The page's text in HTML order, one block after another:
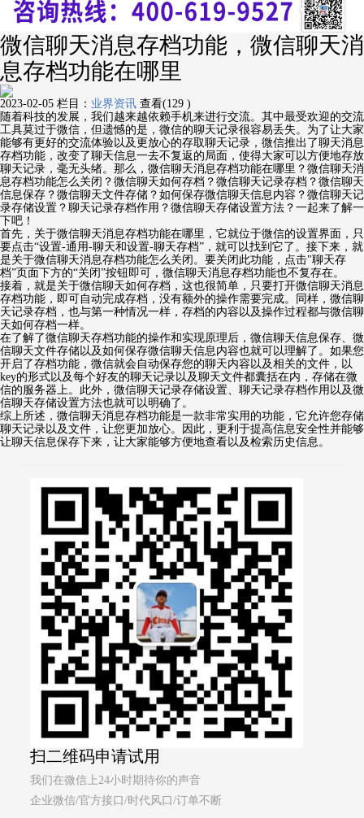
微信聊天消息存档功能，微信聊天消
息存档功能在哪里
2023-02-05 栏目： 业界资讯 查看(129 )
随着科技的发展，我们越来越依赖手机来进行交流。其中最受欢迎的交流
工具莫过于微信，但遗憾的是，微信的聊天记录很容易丢失。为了让大家
能够有更好的交流体验以及更放心的存取聊天记录，微信推出了聊天消息
存档功能，改变了聊天信息一去不复返的局面，使得大家可以方便地存放
聊天记录，毫无头绪。那么，微信聊天消息存档功能在哪里？微信聊天消
息存档功能怎么关闭？微信聊天如何存档？微信聊天记录存档？微信聊天
信息保存？微信聊天文件存储？如何保存微信聊天信息内容？微信聊天记
录存储设置？聊天记录存档作用？微信聊天存储设置方法？一起来了解一
下吧！
首先，关于微信聊天消息存档功能在哪里，它就位于微信的设置界面，只
要点击“设置-通用-聊天和设置-聊天存档”，就可以找到它了。接下来，就
是关于微信聊天消息存档功能怎么关闭。要关闭此功能，点击"聊天存
档”页面下方的“关闭”按钮即可，微信聊天消息存档功能也不复存在。
接着，就是关于微信聊天如何存档，这也很简单，只要打开微信聊天消息
存档功能，即可自动完成存档，没有额外的操作需要完成。同样，微信聊
天记录存档，也与第一种情况一样，存档的内容以及操作过程都与微信聊
天如何存档一样。
在了解了微信聊天存档功能的操作和实现原理后，微信聊天信息保存、微
信聊天文件存储以及如何保存微信聊天信息内容也就可以理解了。如果您
开启了存档功能，微信就会自动保存您的聊天内容以及相关的文件，以
key的形式以及每个好友的聊天记录以及聊天文件都囊括在内，存储在微
信的服务器上。此外，微信聊天记录存储设置、聊天记录存档作用以及微
信聊天存储设置方法也就可以明确了。
综上所述，微信聊天消息存档功能是一款非常实用的功能，它允许您存储
聊天记录以及文件，让您更加放心。因此，更利于提高信息安全性并能够
让聊天信息保存下来，让大家能够方便地查看以及检索历史信息。
扫二维码申请试用
我们在微信上24小时期待你的声音
企业微信/官方接口/时代风口/订单不断